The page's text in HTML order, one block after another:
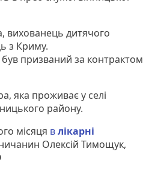
вихованець дитячого
з Криму.
призваний за контрактом
яка проживає у селі
району.
місяця влікарні
Олексій Тимощук,